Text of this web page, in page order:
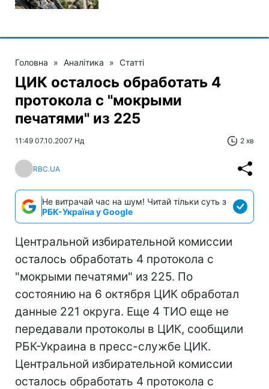
Головна » Аналітика » Статті
ЦИК осталось обработать 4
протокола с "мокрыми
печатями" из 225
11:49 07.10.2007 Нд 2 хв
RBC.UA
Не витрачай час на шум! Читай тільки суть з
РБК-Україна у Google
Центральной избирательной комиссии
осталось обработать 4 протокола с
"мокрыми печатями" из 225. По
состоянию на 6 октября ЦИК обработал
данные 221 округа. Еще 4 ТИО еще не
передавали протоколы в ЦИК, сообщили
РБК-Украина в пресс-службе ЦИК.
Центральной избирательной комиссии
осталось обработать 4 протокола с